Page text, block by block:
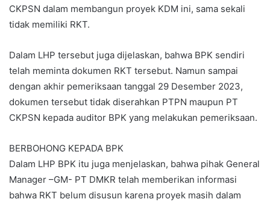
CKPSN dalam membangun proyek KDM ini, sama sekali
tidak memiliki RKT.
Dalam LHP tersebut juga dijelaskan, bahwa BPK sendiri
telah meminta dokumen RKT tersebut. Namun sampai
dengan akhir pemeriksaan tanggal 29 Desember 2023,
dokumen tersebut tidak diserahkan PTPN maupun PT
CKPSN kepada auditor BPK yang melakukan pemeriksaan.
BERBOHONG KEPADA BPK
Dalam LHP BPK itu juga menjelaskan, bahwa pihak General
Manager –GM- PT DMKR telah memberikan informasi
bahwa RKT belum disusun karena proyek masih dalam